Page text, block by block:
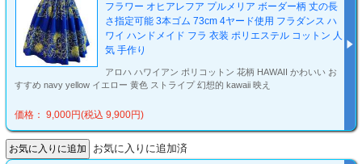
フラワー オヒアレフア プルメリア ボーダー柄 丈の長
さ指定可能 3本ゴム 73cm 4ヤード使用 フラダンス ハ
ワイ ハンドメイド フラ 衣装 ポリエステル コットン 人
気 手作り
アロハ ハワイアン ポリコットン 花柄 HAWAII かわいい お
すすめ navy yellow イエロー 黄色 ストライプ 幻想的 kawaii 映え
価格： 9,000円(税込 9,900円)
お気に入りに追加済